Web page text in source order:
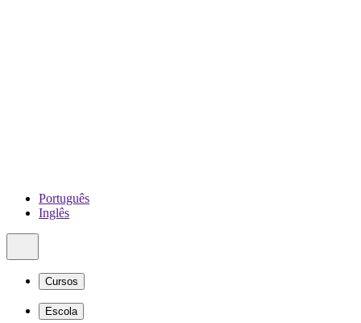
Português
Inglês
Cursos
Escola